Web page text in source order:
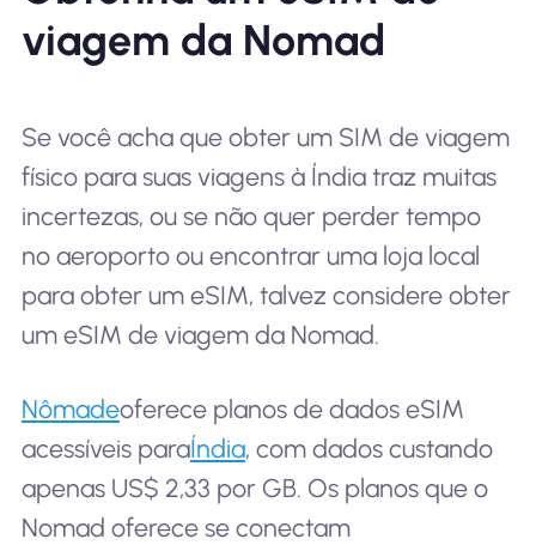
viagem da Nomad
Se você acha que obter um SIM de viagem
físico para suas viagens à Índia traz muitas
incertezas, ou se não quer perder tempo
no aeroporto ou encontrar uma loja local
para obter um eSIM, talvez considere obter
um eSIM de viagem da Nomad.
Nômadeoferece planos de dados eSIM
acessíveis paraÍndia, com dados custando
apenas US$ 2,33 por GB. Os planos que o
Nomad oferece se conectam